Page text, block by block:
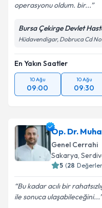
operasyonu oldum. bir...
Bursa Çekirge Devlet
Hüdavendigar, Dobruca Cd
En Yakın Saatler
10 Ağu
09:00
10 Ağu
09:30
Op. Dr.
Genel Cerrahi
Sakarya,
5 (28
Bu kadar acılı bir
ile sonuca ulaşabileceğini...